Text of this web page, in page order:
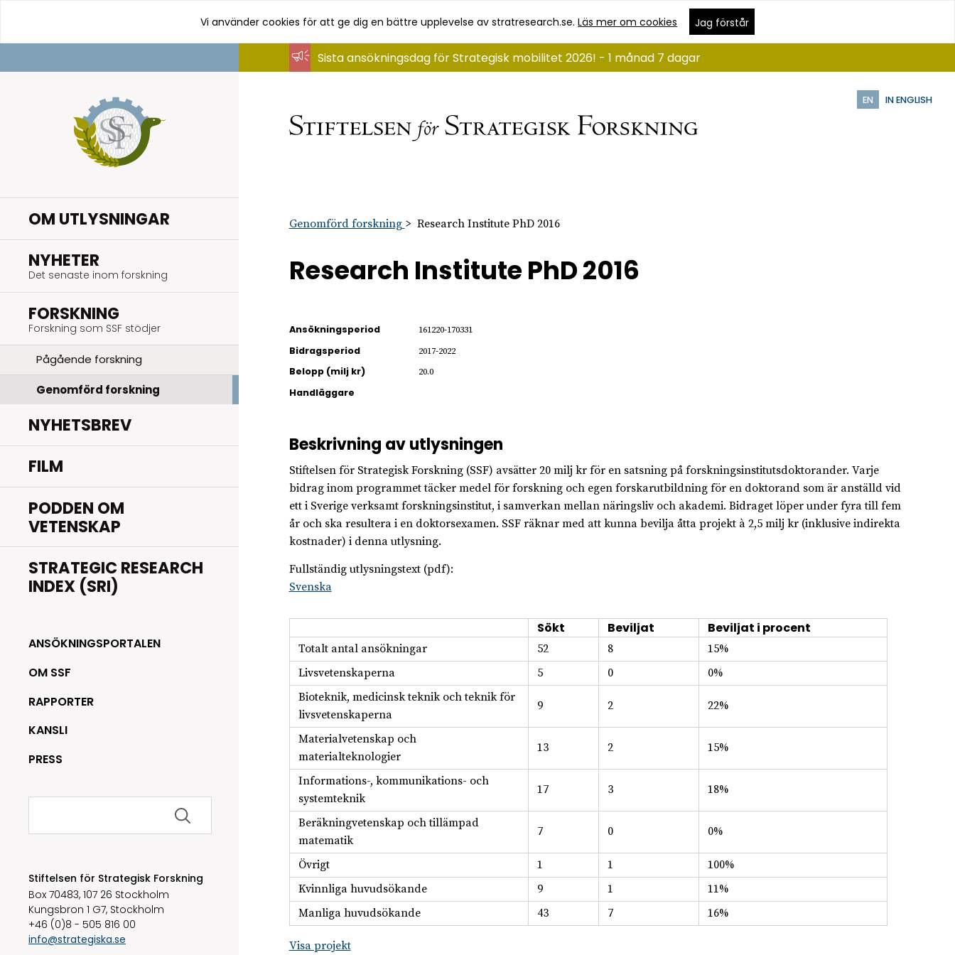
innehåll
Vi använder cookies för att ge dig en bättre upplevelse av stratresearch.se.Läs mer om cookies Jag förstår
EN IN ENGLISH
OM UTLYSNINGAR
NYHETER
Det senaste inom forskning
FORSKNING
Forskning som SSF stödjer
Pågående forskning
Genomförd forskning
NYHETSBREV
FILM
PODDEN OM
VETENSKAP
STRATEGIC RESEARCH
INDEX (SRI)
ANSÖKNINGSPORTALEN
OM SSF
RAPPORTER
KANSLI
PRESS
Sök
Stiftelsen för Strategisk Forskning
Box 70483, 107 26 Stockholm
Kungsbron 1 G7, Stockholm
+46 (0)8 - 505 816 00
info@strategiska.se
Sista ansökningsdag för Strategisk mobilitet 2026! - 1 månad 7 dagar
Genomförd forskning Research Institute PhD 2016
Research Institute PhD 2016
Ansökningsperiod 161220-170331
Bidragsperiod 2017-2022
Belopp (milj kr) 20.0
Handläggare
Beskrivning av utlysningen
Stiftelsen för Strategisk Forskning (SSF) avsätter 20 milj kr för en satsning på forskningsinstitutsdoktorander. Varje
bidrag inom programmet täcker medel för forskning och egen forskarutbildning för en doktorand som är anställd vid
ett i Sverige verksamt forskningsinstitut, i samverkan mellan näringsliv och akademi. Bidraget löper under fyra till fem
år och ska resultera i en doktorsexamen. SSF räknar med att kunna bevilja åtta projekt à 2,5 milj kr (inklusive indirekta
kostnader) i denna utlysning.
Fullständig utlysningstext (pdf):
Svenska
Sökt Beviljat Beviljat i procent
Totalt antal ansökningar 52 8
15%
Livsvetenskaperna
5 0
0%
Bioteknik, medicinsk teknik och teknik för
livsvetenskaperna
9 2 22%
Materialvetenskap och
materialteknologier
13 2 15%
Informations-, kommunikations- och
systemteknik
17 3 18%
Beräkningvetenskap och tillämpad
matematik
7 0 0%
Övrigt 1 1
100%
Kvinnliga huvudsökande
9 1
11%
Manliga huvudsökande
43 7 16%
Visa projekt